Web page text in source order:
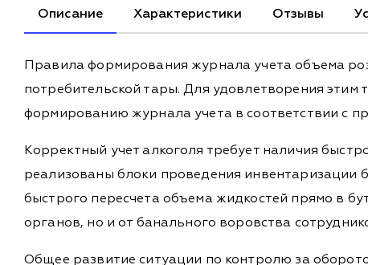
Описание Характеристики Отзывы
Правила формирования журнала учета объема
потребительской тары. Для удовлетворения
формированию журнала учета в соответствии с
Корректный учет алкоголя требует наличия
реализованы блоки проведения инвентаризации
быстрого пересчета объема жидкостей прямо в
органов, но и от банального воровства
Общее развитие ситуации по контролю за